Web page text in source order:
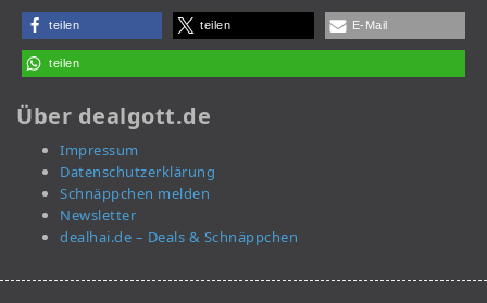
teilen teilen E-Mail
teilen
Über dealgott.de
Impressum
Datenschutzerklärung
Schnäppchen melden
Newsletter
dealhai.de – Deals & Schnäppchen